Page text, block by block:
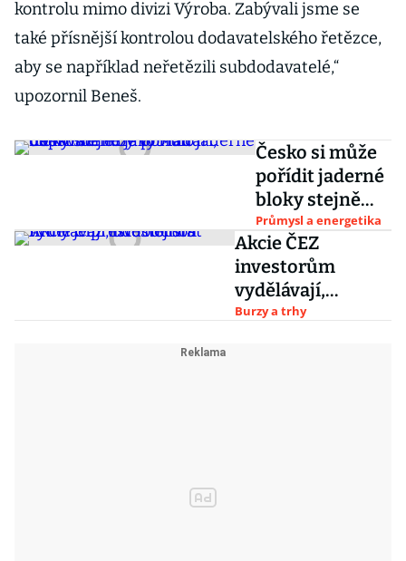
kontrolu mimo divizi Výroba. Zabývali jsme se
také přísnější kontrolou dodavatelského řetězce,
aby se například neřetězili subdodavatelé,“
upozornil Beneš.
Česko si může
pořídit jaderné
bloky stejně
jako Maďaři,
dodavatele by
vybralo
napřímo
Průmysl a energetika
Akcie ČEZ
investorům
vydělávají,
budoucnost firmy
Burzy a trhy